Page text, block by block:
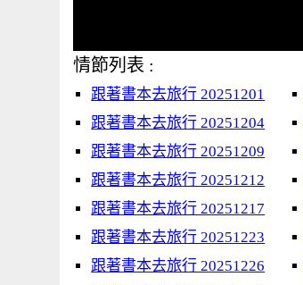
情節列表 :
跟著書本去旅行 20251201
跟著書本去旅行 20251204
跟著書本去旅行 20251209
跟著書本去旅行 20251212
跟著書本去旅行 20251217
跟著書本去旅行 20251223
跟著書本去旅行 20251226